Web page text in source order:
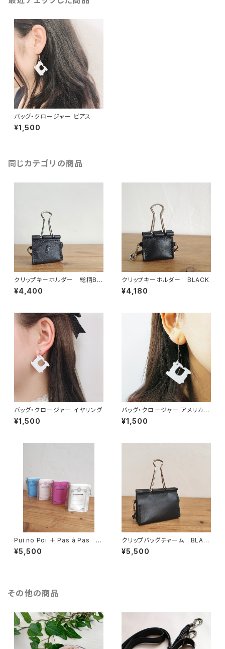
バッグ・クロージャー ピアス
¥1,500
同じカテゴリの商品
クリップキーホルダー 総柄BL
ACK
¥4,400
クリップキーホルダー BLACK
¥4,180
バッグ・クロージャー イヤリング
¥1,500
バッグ・クロージャー アメリカン
ピアス
¥1,500
Pui no Poi ＋ Pas à Pas ノ
ートポーチ
¥5,500
クリップバッグチャーム BLAC
K
¥5,500
その他の商品